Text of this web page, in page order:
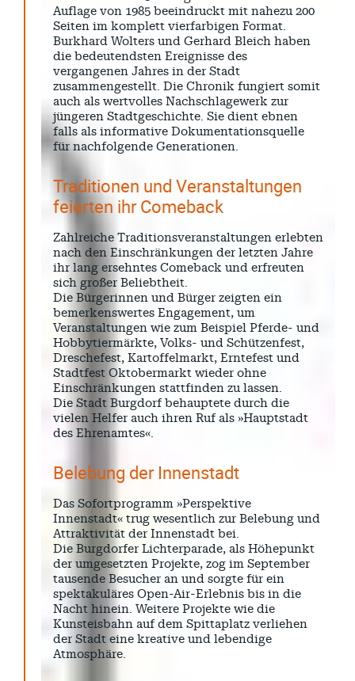
Auflage von 1985 beeindruckt mit nahezu 200
Seiten im komplett vierfarbigen Format.
Burkhard Wolters und Gerhard Bleich haben
die bedeutendsten Ereignisse des
vergangenen Jahres in der Stadt
zusammengestellt. Die Chronik fungiert somit
auch als wertvolles Nachschlagewerk zur
jüngeren Stadtgeschichte. Sie dient ebnen
falls als informative Dokumentationsquelle
für nachfolgende Generationen.
Traditionen und Veranstaltungen
feierten ihr Comeback
Zahlreiche Traditionsveranstaltungen erlebten
nach den Einschränkungen der letzten Jahre
ihr lang ersehntes Comeback und erfreuten
sich großer Beliebtheit.
Die Bürgerinnen und Bürger zeigten ein
bemerkenswertes Engagement, um
Veranstaltungen wie zum Beispiel Pferde- und
Hobbytiermärkte, Volks- und Schützenfest,
Dreschefest, Kartoffelmarkt, Erntefest und
Stadtfest Oktobermarkt wieder ohne
Einschränkungen stattfinden zu lassen.
Die Stadt Burgdorf behauptete durch die
vielen Helfer auch ihren Ruf als »Hauptstadt
des Ehrenamtes«.
Belebung der Innenstadt
Das Sofortprogramm »Perspektive
Innenstadt« trug wesentlich zur Belebung und
Attraktivität der Innenstadt bei.
Die Burgdorfer Lichterparade, als Höhepunkt
der umgesetzten Projekte, zog im September
tausende Besucher an und sorgte für ein
spektakuläres Open-Air-Erlebnis bis in die
Nacht hinein. Weitere Projekte wie die
Kunsteisbahn auf dem Spittaplatz verliehen
der Stadt eine kreative und lebendige
Atmosphäre.